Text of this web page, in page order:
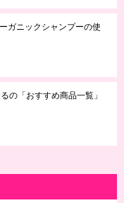
ガニックシャンプーの使
の「おすすめ商品一覧」